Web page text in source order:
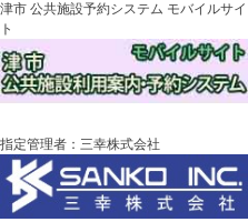
津市 公共施設予約システム モバイルサイ
ト
指定管理者：三幸株式会社